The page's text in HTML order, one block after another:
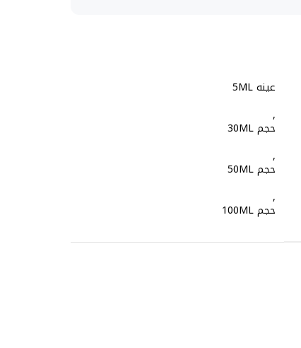
عينه 5ML
,
حجم 30ML
,
حجم 50ML
,
حجم 100ML